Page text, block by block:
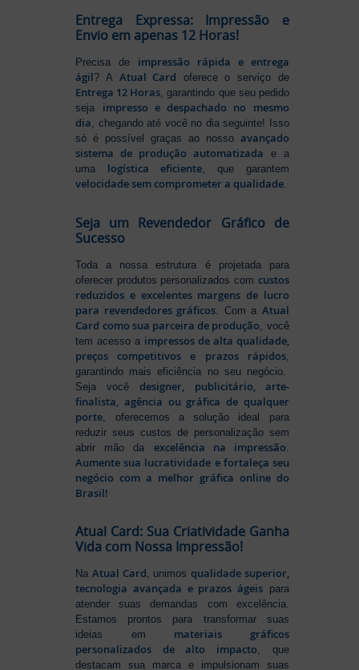
Entrega Expressa: Impressão e
Envio em apenas 12 Horas!
Precisa de impressão rápida e entrega
ágil? A Atual Card oferece o serviço de
Entrega 12 Horas, garantindo que seu pedido
seja impresso e despachado no mesmo
dia, chegando até você no dia seguinte! Isso
só é possível graças ao nosso avançado
sistema de produção automatizada e a
uma logística eficiente, que garantem
velocidade sem comprometer a qualidade.
Seja um Revendedor Gráfico de
Sucesso
Toda a nossa estrutura é projetada para
oferecer produtos personalizados com custos
reduzidos e excelentes margens de lucro
para revendedores gráficos . Com a Atual
Card como sua parceira de produção , você
tem acesso a impressos de alta qualidade,
preços competitivos e prazos rápidos,
garantindo mais eficiência no seu negócio.
Seja vocêdesigner, publicitário, arte-
finalista, agência ou gráfica de qualquer
porte , oferecemos a solução ideal para
reduzir seus custos de personalização sem
abrir mão da excelência na impressão
Aumente sua lucratividade e fortaleça seu
negócio com a melhor gráfica online do
Brasil!
Atual Card: Sua Criatividade Ganha
Vida com Nossa Impressão!
Na Atual Card, unimos qualidade superior,
tecnologia avançada e prazos ágeispara
atender suas demandas com excelência.
Estamos prontos para transformar suas
ideias em materiais gráficos
personalizados de alto impacto, que
destacam sua marca e impulsionam suas